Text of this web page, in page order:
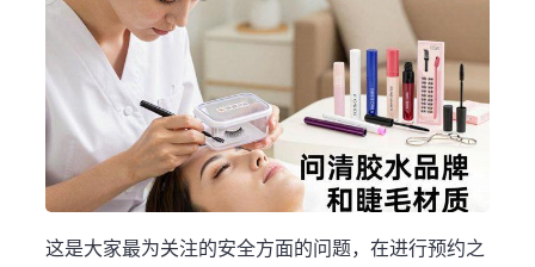
这是大家最为关注的安全方面的问题，在进行预约之